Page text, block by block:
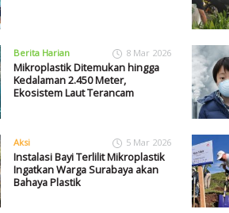
Berita Harian 8 Mar 2026
Mikroplastik Ditemukan hingga
Kedalaman 2.450 Meter,
Ekosistem Laut Terancam
Aksi 5 Mar 2026
Instalasi Bayi Terlilit Mikroplastik
Ingatkan Warga Surabaya akan
Bahaya Plastik